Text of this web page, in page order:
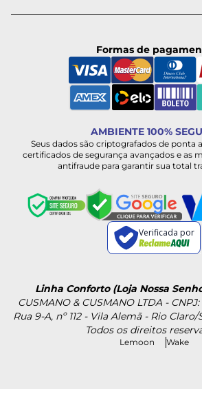
Formas de
AMBIENTE 100%
Seus dados são criptografados de ponta
certificados de segurança avançados e as
antifraude para garantir sua total
Verificada por
Linha Conforto (Loja Nossa
CUSMANO & CUSMANO LTDA -
Rua 9-A, nº 112 - Vila Alemã - Rio Claro/
Todos os direitos
Lemoon Wake